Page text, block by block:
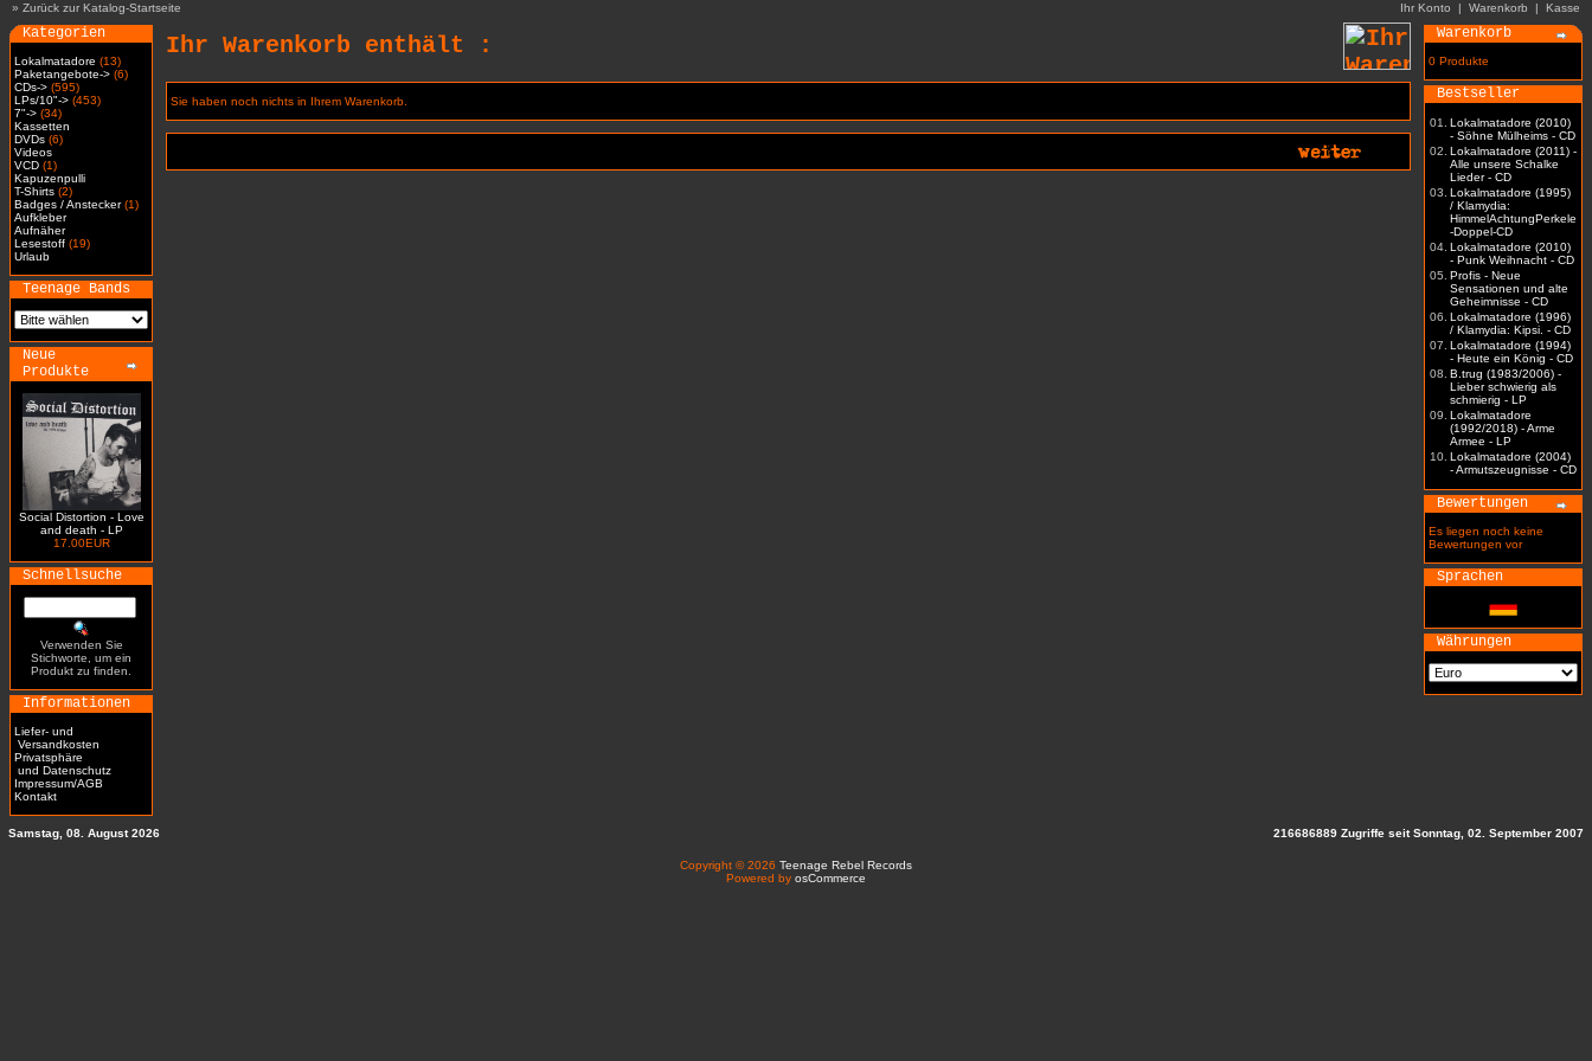
» Zurück zur Katalog-Startseite Ihr Konto | Warenkorb | Kasse
Kategorien
Lokalmatadore (13)
Paketangebote-> (6)
CDs-> (595)
LPs/10"-> (453)
7"-> (34)
Kassetten
DVDs (6)
Videos
VCD (1)
Kapuzenpulli
T-Shirts (2)
Badges / Anstecker(1)
Aufkleber
Aufnäher
Lesestoff (19)
Urlaub
Teenage Bands
Neue
Produkte
Social Distortion - Love
and death - LP
17.00EUR
Schnellsuche
Verwenden Sie
Stichworte, um ein
Produkt zu finden.
Informationen
Liefer- und
Versandkosten
Privatsphäre
und Datenschutz
Impressum/AGB
Kontakt
Ihr Warenkorb enthält :
Sie haben noch nichts in Ihrem Warenkorb.
Warenkorb
0 Produkte
Bestseller
01.
Lokalmatadore (2010)
- Söhne Mülheims - CD
02. Lokalmatadore (2011) -
Alle unsere Schalke
Lieder - CD
03. Lokalmatadore (1995)
/ Klamydia:
HimmelAchtungPerkele
-Doppel-CD
04. Lokalmatadore (2010)
- Punk Weihnacht - CD
05. Profis - Neue
Sensationen und alte
Geheimnisse - CD
06. Lokalmatadore (1996)
/ Klamydia: Kipsi. - CD
07. Lokalmatadore (1994)
- Heute ein König - CD
08. B.trug (1983/2006) -
Lieber schwierig als
schmierig - LP
09. Lokalmatadore
(1992/2018) - Arme
Armee - LP
10. Lokalmatadore (2004)
- Armutszeugnisse - CD
Bewertungen
Es liegen noch keine
Bewertungen vor
Sprachen
Währungen
Samstag, 08. August 2026 216686889 Zugriffe seit Sonntag, 02. September 2007
Copyright © 2026 Teenage Rebel Records
Powered by osCommerce